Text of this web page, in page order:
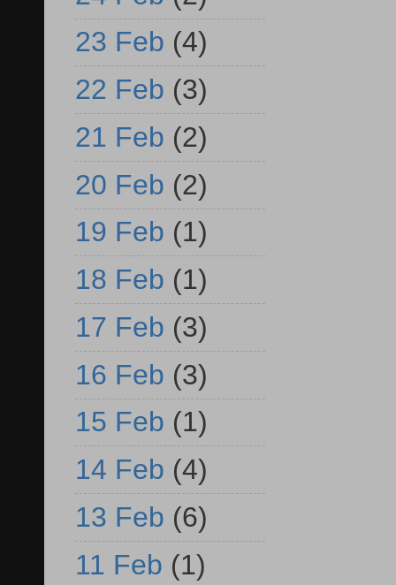
23 Feb (4)
22 Feb (3)
21 Feb (2)
20 Feb (2)
19 Feb (1)
18 Feb (1)
17 Feb (3)
16 Feb (3)
15 Feb (1)
14 Feb (4)
13 Feb (6)
11 Feb (1)